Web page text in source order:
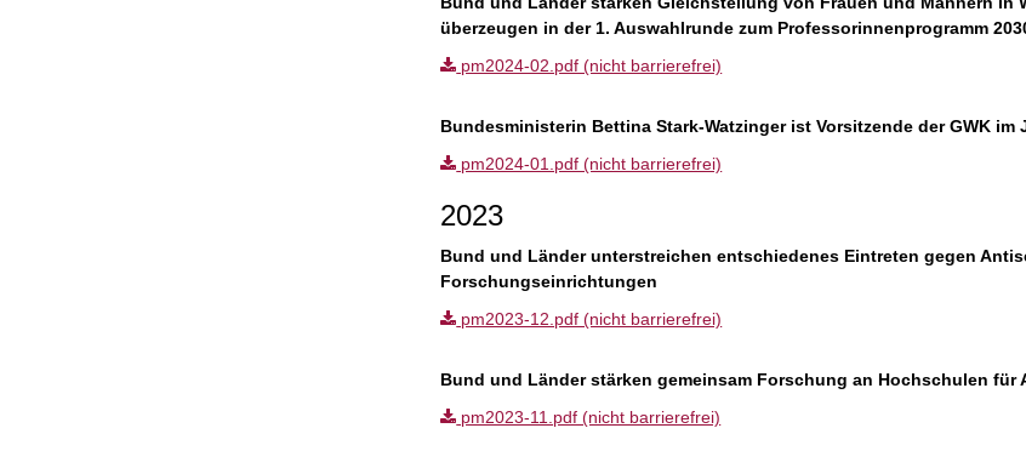
überzeugen in der 1. Auswahlrunde zum Professorinnenprogramm
pm2024-02.pdf (nicht barrierefrei)
Bundesministerin Bettina Stark-Watzinger ist Vorsitzende der GWK im
pm2024-01.pdf (nicht barrierefrei)
2023
Bund und Länder unterstreichen entschiedenes Eintreten gegen
Forschungseinrichtungen
pm2023-12.pdf (nicht barrierefrei)
Bund und Länder stärken gemeinsam Forschung an Hochschulen für
pm2023-11.pdf (nicht barrierefrei)